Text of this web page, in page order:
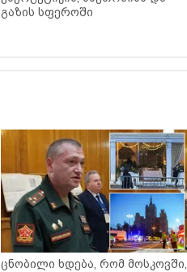
გაზის სფეროში
ცნობილი ხდება, რომ მოსკოვში,